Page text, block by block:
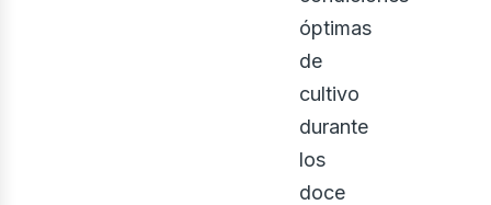
óptimas
de
cultivo
durante
los
doce